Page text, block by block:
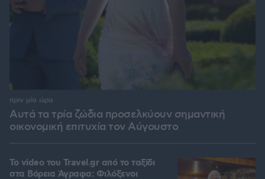
Αυτά τα τρία ζώδια προσελκύουν σημαντική
οικονομική επιτυχία τον Αύγουστο
πριν μία ώρα
To video του Travel.gr από το ταξίδι
στα Βόρεια Άγραφα: Φιλόξενοι